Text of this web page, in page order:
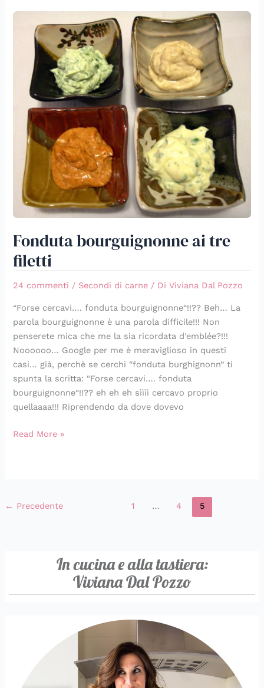
Fonduta bourguignonne ai tre
filetti
24 commenti / Secondi di carne / DiViviana Dal Pozzo
“Forse cercavi…. fonduta bourguignonne“!!?? Beh… La
parola bourguignonne è una parola difficile!!! Non
penserete mica che me la sia ricordata d’emblée?!!!
Noooooo… Google per me è meraviglioso in questi
casi… già, perchè se cerchi “fonduta burghignonn” ti
spunta la scritta: “Forse cercavi…. fonduta
bourguignonne“!!?? eh eh eh sìììì cercavo proprio
quellaaaa!!! Riprendendo da dove dovevo
Fonduta
bourguignonne
filetti
Read More »
← Precedente 1 … 4 5
In cucina e alla tastiera:
Viviana Dal Pozzo